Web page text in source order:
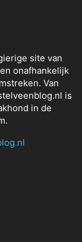
site van
onafhankelijk
Van
is
in de